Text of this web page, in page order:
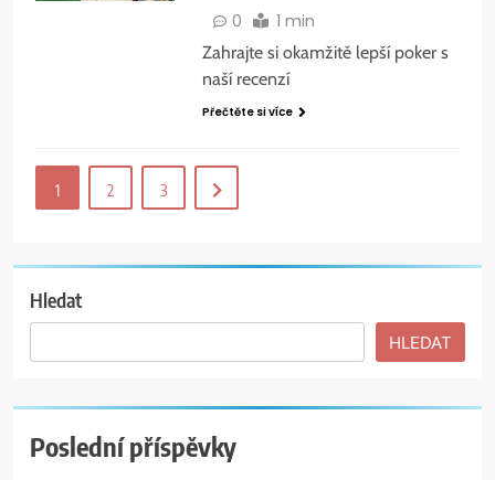
0 1 min
Zahrajte si okamžitě lepší poker s
naší recenzí
Přečtěte si více
1 2 3
Hledat
HLEDAT
Poslední příspěvky